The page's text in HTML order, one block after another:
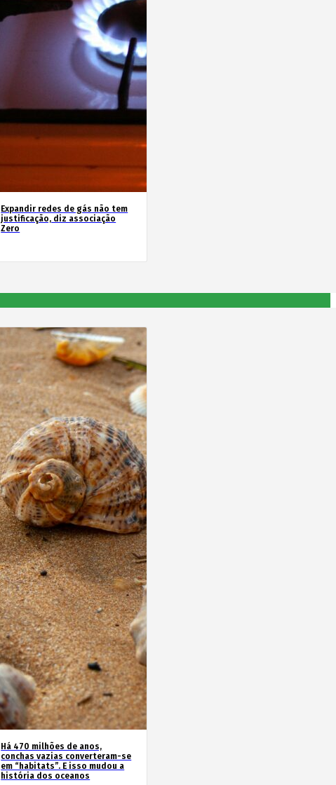
Expandir redes de gás não tem
justificação, diz associação
Zero
Há 470 milhões de anos,
conchas vazias converteram-se
em “habitats”. E isso mudou a
história dos oceanos